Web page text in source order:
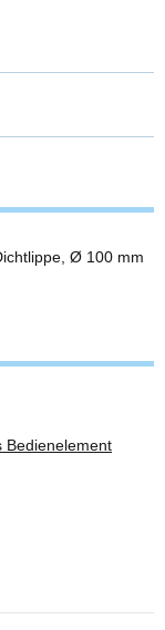
Ø 100 mm
Bedienelement